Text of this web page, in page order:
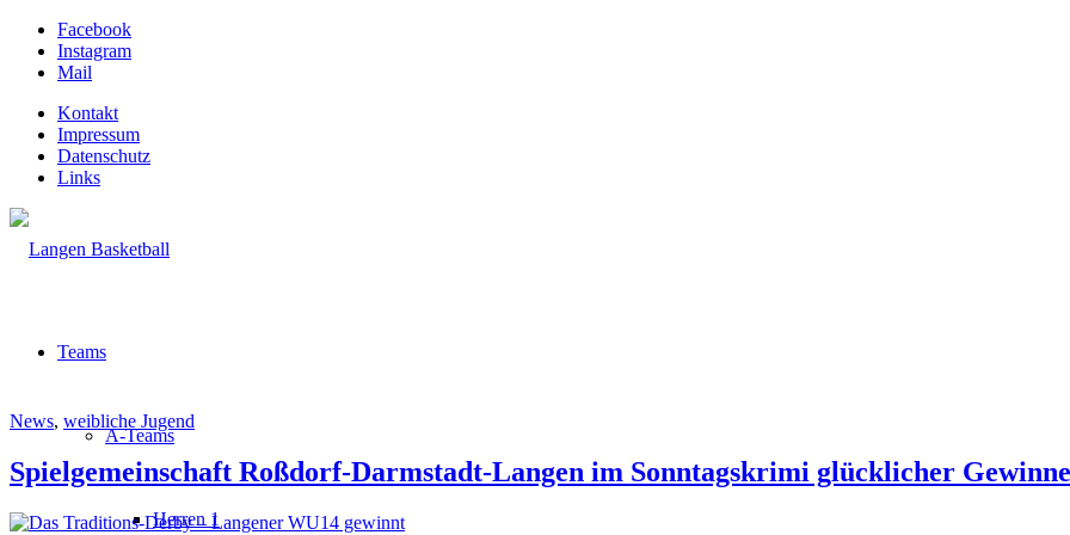
Facebook
Instagram
Mail
Kontakt
Impressum
Datenschutz
Links
Teams
A-Teams
Herren 1
News, weibliche Jugend
Spielgemeinschaft Roßdorf-Darmstadt-Langen im Sonntagskrimi glücklicher